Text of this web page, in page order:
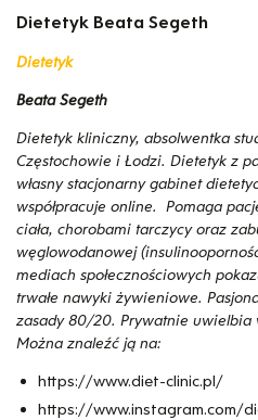
Dietetyk Beata Segeth
Dietetyk
Beata Segeth
Dietetyk kliniczny, absolwentka
Częstochowie i Łodzi. Dietetyk z
własny stacjonarny gabinet
współpracuje online. Pomaga
ciała, chorobami tarczycy oraz
węglowodanowej
mediach społecznościowych
trwałe nawyki żywieniowe.
zasady 80/20. Prywatnie uwielbia
Można znaleźć ją na:
https://www.diet-clinic.pl/
https://www.instagram.com/